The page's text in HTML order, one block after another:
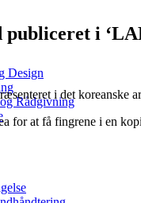
Design
Rådgivning
i
i det koreanske
for at få fingrene i en